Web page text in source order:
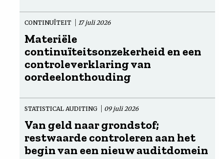
CONTINUÏTEIT 17 juli 2026
Materiële
continuïteitsonzekerheid en een
controleverklaring van
oordeelonthouding
STATISTICAL AUDITING 09 juli 2026
Van geld naar grondstof;
restwaarde controleren aan het
begin van een nieuw auditdomein